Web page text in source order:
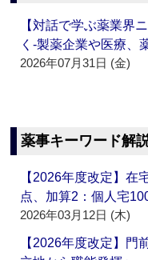
【対話で学ぶ薬業界
く‐製薬企業や医療
2026年07月31日 (金)
薬事キーワード解
【2026年度改定】在
点、加算2：個人宅
2026年03月12日 (木)
【2026年度改定】門